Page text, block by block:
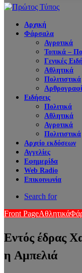
Αρχική
Φάρσαλα
Αγροτικά
Τοπικά –
Γενικές
Αθλητικά
Πολιτιστικά
Ειδήσεις
Πολιτικά
Αθλητικά
Αγροτικά
Πολιτιστικά
Αρχείο εκδόσεων
Αγγελίες
Εφημερίδα
Web Radio
Επικοινωνία
Search for
Front PageΑθλητικά
Εντός έδρας
η Αμπελιά